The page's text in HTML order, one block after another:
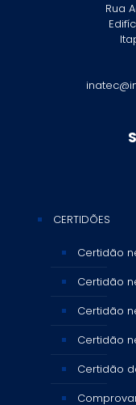
Rua
CERTIDÕES
Certidão
Certidão
Certidão
Certidão
Certidão